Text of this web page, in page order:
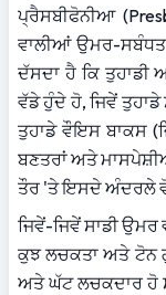
ਪ੍ਰੈਸਬੀਫੋਨੀਆ
ਵਾਲੀਆਂ ਉਮਰ-
ਦੱਸਦਾ ਹੈ ਕਿ ਤੁਹਾਡੀ
ਵੱਡੇ ਹੁੰਦੇ ਹੋ, ਜਿਵੇਂ
ਤੁਹਾਡੇ ਵੌਇਸ ਬਾਕਸ
ਬਣਤਰਾਂ ਅਤੇ
ਤੌਰ 'ਤੇ ਇਸਦੇ ਅੰਦਰਲੇ
ਜਿਵੇਂ-ਜਿਵੇਂ ਸਾਡੀ
ਕੁਝ ਲਚਕਤਾ ਅਤੇ
ਅਤੇ ਘੱਟ ਲਚਕਦਾਰ ਹੋ